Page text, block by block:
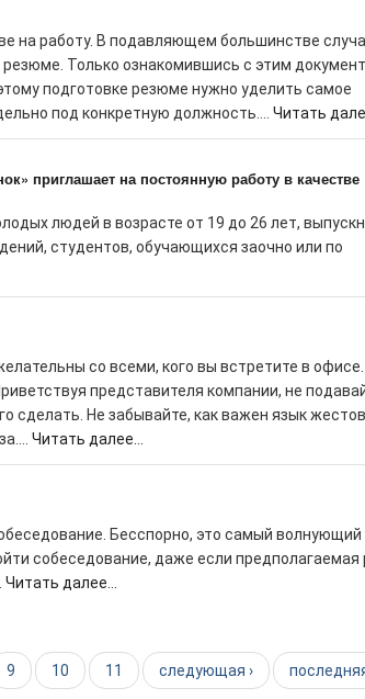
на работу. В подавляющем большинстве
Только ознакомившись с этим
подготовке резюме нужно уделить самое
под конкретную должность.... Читать
приглашает на постоянную работу в качестве
людей в возрасте от 19 до 26 лет,
студентов, обучающихся заочно или по
со всеми, кого вы встретите в
представителя компании, не
сделать. Не забывайте, как важен язык жестов.
Читать далее...
Бесспорно, это самый волнующий
собеседование, даже если предполагаемая
Читать далее...
9 10 11 следующая ›